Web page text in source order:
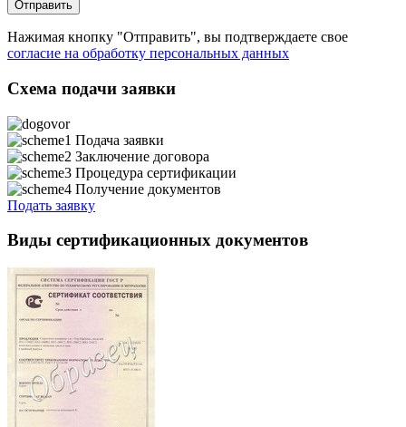
Нажимая кнопку "Отправить", вы подтверждаете свое
согласие на обработку персональных данных
Схема подачи заявки
Подача заявки
Заключение договора
Процедура сертификации
Получение документов
Подать заявку
Виды сертификационных документов